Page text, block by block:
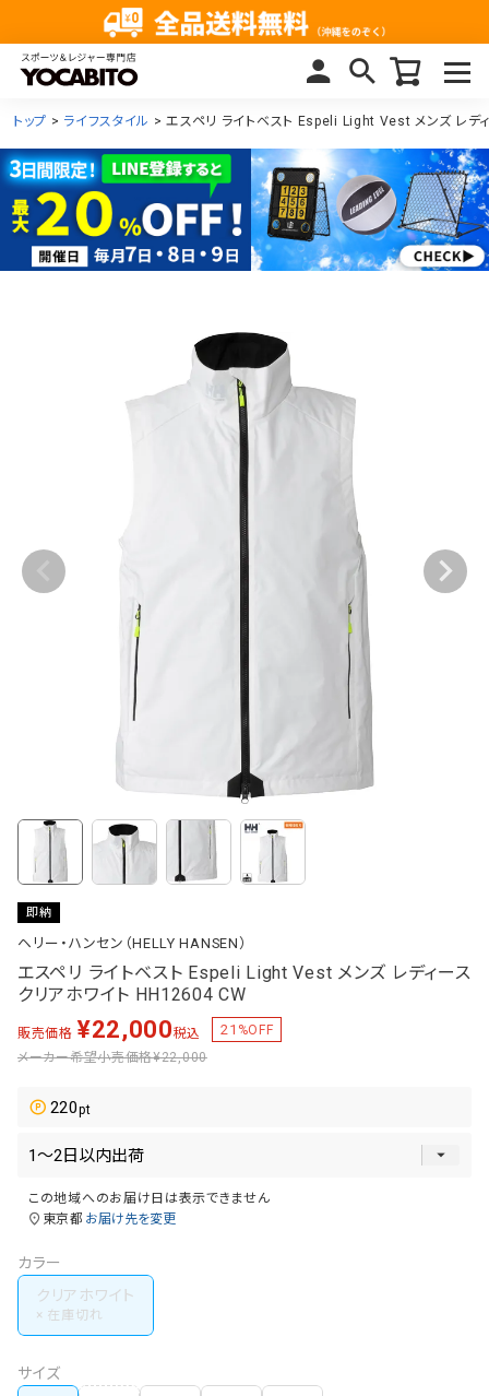
トップ ライフスタイル エスペリ ライトベスト Espeli Light Vest メンズ レデ
即納
ヘリー・ハンセン（HELLY HANSEN）
エスペリ ライトベスト Espeli Light Vest メンズ レディース
クリアホワイト HH12604 CW
販売価格 ¥22,000税込 21 %OFF
メーカー希望小売価格¥22,000
220
この地域へのお届け日は表示できません
東京都 お届け先を変更
カラー
クリアホワイト
サイズ